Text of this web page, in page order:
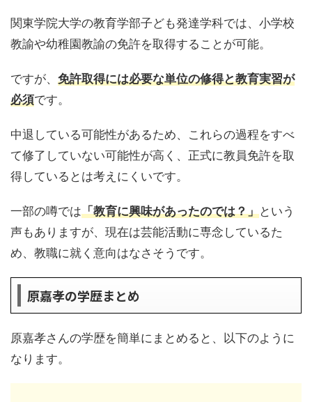
関東学院大学の教育学部子ども発達学科では、小学校
教諭や幼稚園教諭の免許を取得することが可能。
ですが、 免許取得には必要な単位の修得と教育実習が
必須です。
中退している可能性があるため、これらの過程をすべ
て修了していない可能性が高く、正式に教員免許を取
得しているとは考えにくいです。
一部の噂では「教育に興味があったのでは？」という
声もありますが、現在は芸能活動に専念しているた
め、教職に就く意向はなさそうです。
原嘉孝の学歴まとめ
原嘉孝さんの学歴を簡単にまとめると、以下のように
なります。